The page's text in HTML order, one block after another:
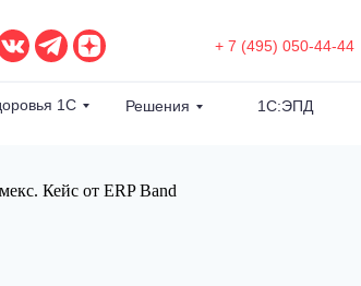
+ 7 (495) 050-44-44
1С:ЭПД
Решения
1С
Кейс от ERP Band